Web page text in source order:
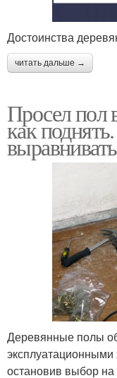
Достоинства
читать дальше →
Просел пол
как
Деревянные полы
эксплуатационными
остановив выбор